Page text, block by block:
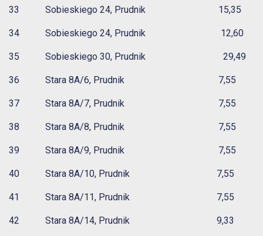
33 Sobieskiego 24, Prudnik 15,35
34 Sobieskiego 24, Prudnik 12,60
35 Sobieskiego 30, Prudnik 29,49
36 Stara 8A/6, Prudnik 7,55
37 Stara 8A/7, Prudnik 7,55
38 Stara 8A/8, Prudnik 7,55
39 Stara 8A/9, Prudnik 7,55
40 Stara 8A/10, Prudnik 7,55
41 Stara 8A/11, Prudnik 7,55
42 Stara 8A/14, Prudnik 9,33